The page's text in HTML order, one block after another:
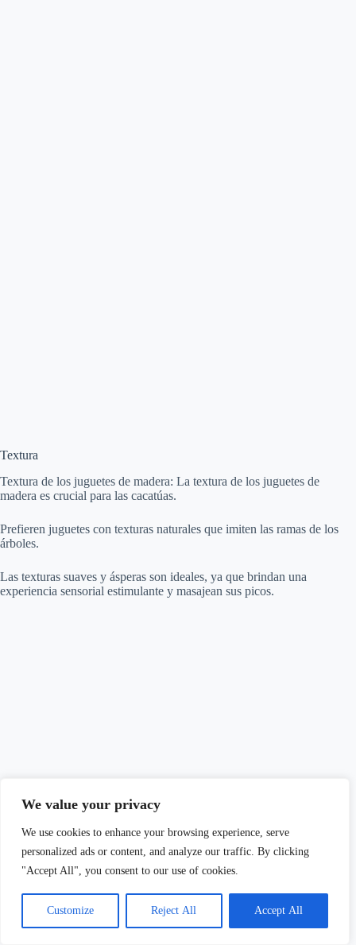
We value your privacy
We use cookies to enhance your browsing experience, serve
personalized ads or content, and analyze our traffic. By clicking
"Accept All", you consent to our use of cookies.
Customize Reject All Accept All
Textura
Textura de los juguetes de madera: La textura de los juguetes de
madera es crucial para las cacatúas.
Prefieren juguetes con texturas naturales que imiten las ramas de los
árboles.
Las texturas suaves y ásperas son ideales, ya que brindan una
experiencia sensorial estimulante y masajean sus picos.